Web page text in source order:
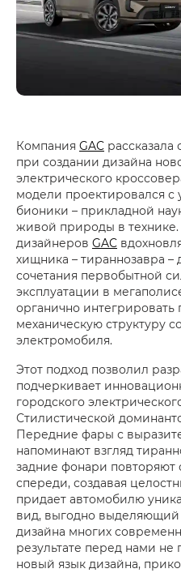
Компания GAC рассказала
при создании дизайна
электрического
модели проектировался с
бионики – прикладной
живой природы в
дизайнеров GAC
хищника – тираннозавра –
сочетания первобытной
эксплуатации в
органично
механическую структуру
электромобиля.
Этот подход позволил
подчеркивает
городского
Стилистической
Передние фары с
напоминают взгляд
задние фонари
спереди, создавая
придает автомобилю
вид, выгодно
дизайна многих
результате перед нами не
новый язык дизайна,